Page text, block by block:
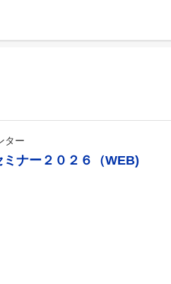
導
ター
ナー２０２６（WEB)